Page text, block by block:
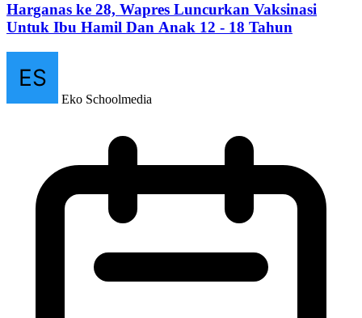
Harganas ke 28, Wapres Luncurkan Vaksinasi
Untuk Ibu Hamil Dan Anak 12 - 18 Tahun
Eko Schoolmedia